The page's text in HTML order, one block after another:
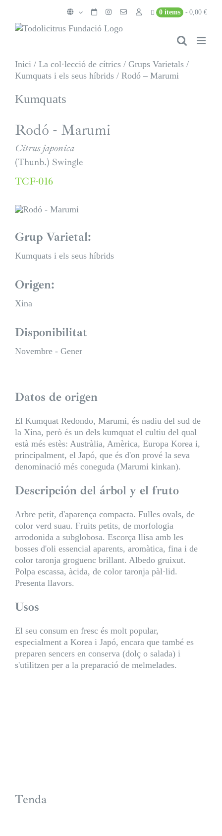
content
0 items 0,00 €
Inici / La col·lecció de cítrics / Grups Varietals /
Kumquats i els seus híbrids / Rodó – Marumi
Kumquats
Rodó - Marumi
Citrus japonica
(Thunb.) Swingle
TCF-016
Grup Varietal:
Kumquats i els seus híbrids
Origen:
Xina
Disponibilitat
Novembre - Gener
Datos de origen
El Kumquat Redondo, Marumi, és nadiu del sud de
la Xina, però és un dels kumquat el cultiu del qual
està més estès: Austràlia, Amèrica, Europa Korea i,
principalment, el Japó, que és d'on prové la seva
denominació més coneguda (Marumi kinkan).
Descripción del árbol y el fruto
Arbre petit, d'aparença compacta. Fulles ovals, de
color verd suau. Fruits petits, de morfologia
arrodonida a subglobosa. Escorça llisa amb les
bosses d'oli essencial aparents, aromàtica, fina i de
color taronja groguenc brillant. Albedo gruixut.
Polpa escassa, àcida, de color taronja pàl·lid.
Presenta llavors.
Usos
El seu consum en fresc és molt popular,
especialment a Korea i Japó, encara que també es
preparen sencers en conserva (dolç o salada) i
s'utilitzen per a la preparació de melmelades.
Tenda